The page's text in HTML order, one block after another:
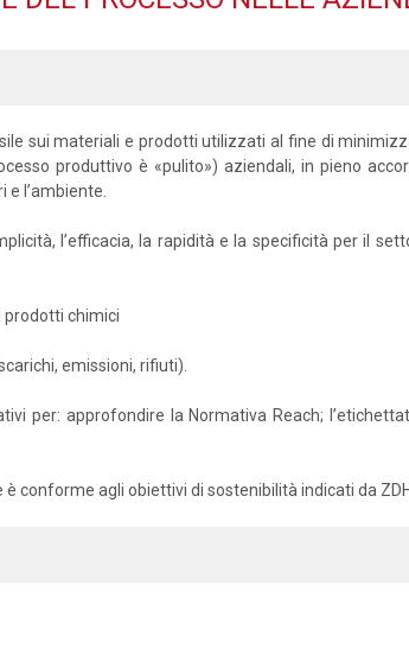
sui materiali e prodotti utilizzati al fine di
produttivo è «pulito») aziendali, in pieno
l’ambiente.
l’efficacia, la rapidità e la specificità per il
prodotti chimici
emissioni, rifiuti).
per: approfondire la Normativa Reach;
conforme agli obiettivi di sostenibilità indicati da